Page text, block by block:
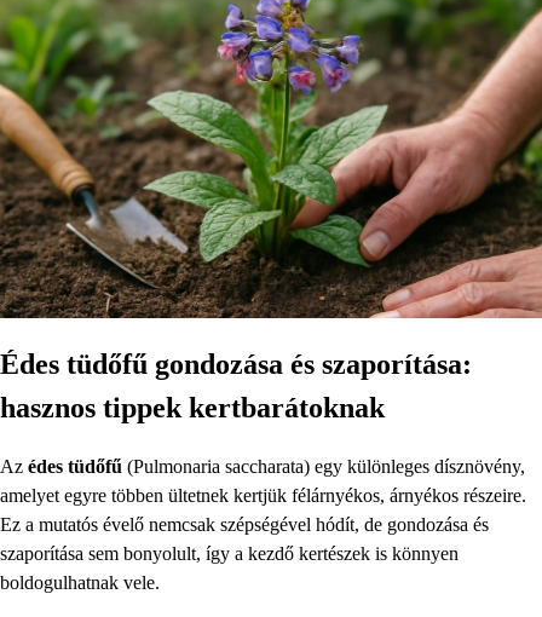
Édes tüdőfű gondozása és szaporítása:
hasznos tippek kertbarátoknak
Az édes tüdőfű (Pulmonaria saccharata) egy különleges dísznövény,
amelyet egyre többen ültetnek kertjük félárnyékos, árnyékos részeire.
Ez a mutatós évelő nemcsak szépségével hódít, de gondozása és
szaporítása sem bonyolult, így a kezdő kertészek is könnyen
boldogulhatnak vele.